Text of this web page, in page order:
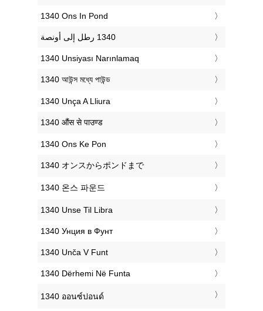
‎1340 Ons In Pond
‎1340 Unsiyası Narınlamaq
‎1340 আউন্স মধ্যে পাউন্ড
‎1340 Unça A Lliura
‎1340 औंस से पाउण्ड
‎1340 Ons Ke Pon
‎1340 オンスからポンドまで
‎1340 온스 파운드
‎1340 Unse Til Libra
‎1340 Унция в Фунт
‎1340 Unča V Funt
‎1340 Dërhemi Në Funta
‎1340 ออนซ์ปอนด์